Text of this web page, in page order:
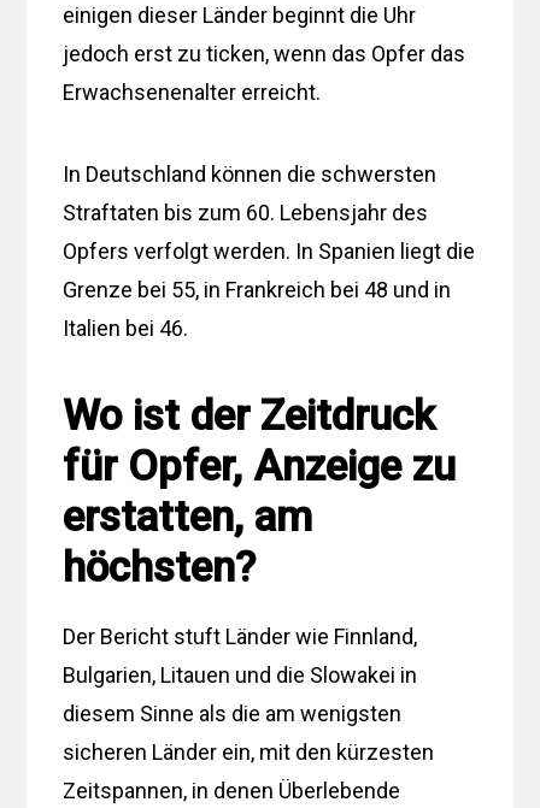
einigen dieser Länder beginnt die Uhr
jedoch erst zu ticken, wenn das Opfer das
Erwachsenenalter erreicht.
In Deutschland können die schwersten
Straftaten bis zum 60. Lebensjahr des
Opfers verfolgt werden. In Spanien liegt die
Grenze bei 55, in Frankreich bei 48 und in
Italien bei 46.
Wo ist der Zeitdruck
für Opfer, Anzeige zu
erstatten, am
höchsten?
Der Bericht stuft Länder wie Finnland,
Bulgarien, Litauen und die Slowakei in
diesem Sinne als die am wenigsten
sicheren Länder ein, mit den kürzesten
Zeitspannen, in denen Überlebende